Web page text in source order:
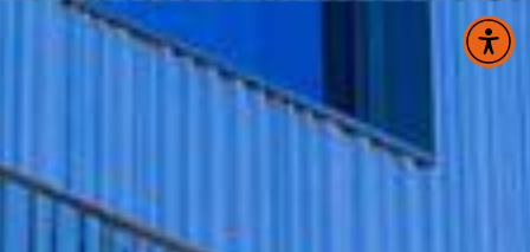
Panneau de gestion des cookies